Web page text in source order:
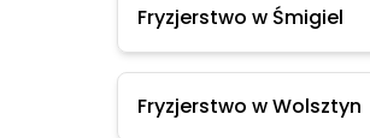
Fryzjerstwo w Śmigiel
Fryzjerstwo w Wolsztyn